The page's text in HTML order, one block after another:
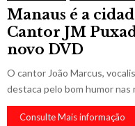
Manaus é a
Cantor JM
novo DVD
O cantor João Marcus,
destaca pelo bom humor nas
Consulte Mais informação